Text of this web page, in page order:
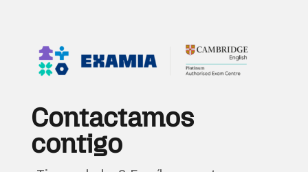
Contactamos
contigo